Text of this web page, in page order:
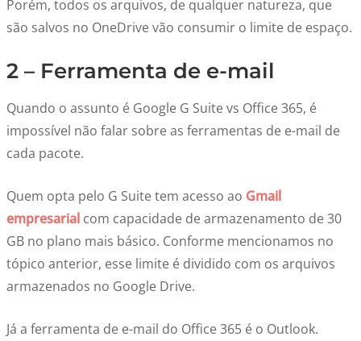
Porém, todos os arquivos, de qualquer natureza, que
são salvos no OneDrive vão consumir o limite de espaço.
2 – Ferramenta de e-mail
Quando o assunto é Google G Suite vs Office 365, é
impossível não falar sobre as ferramentas de e-mail de
cada pacote.
Quem opta pelo G Suite tem acesso ao Gmail
empresarial com capacidade de armazenamento de 30
GB no plano mais básico. Conforme mencionamos no
tópico anterior, esse limite é dividido com os arquivos
armazenados no Google Drive.
Já a ferramenta de e-mail do Office 365 é o Outlook.